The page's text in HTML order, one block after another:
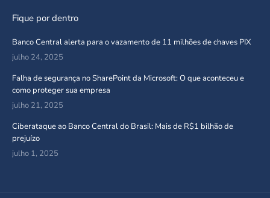
Fique por dentro
Banco Central alerta para o vazamento de 11 milhões de chaves PIX
julho 24, 2025
Falha de segurança no SharePoint da Microsoft: O que aconteceu e
como proteger sua empresa
julho 21, 2025
Ciberataque ao Banco Central do Brasil: Mais de R$1 bilhão de
prejuízo
julho 1, 2025